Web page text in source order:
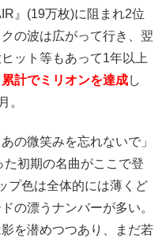
』(19万枚)に阻まれ2位
の波は広がって行き、翌
ット等もあって1年以上
累計でミリオンを達成し
。
の微笑みを忘れないで」
初期の名曲がここで登
プ色は全体的には薄くど
の漂うナンバーが多い。
を潜めつつあり、まだ若